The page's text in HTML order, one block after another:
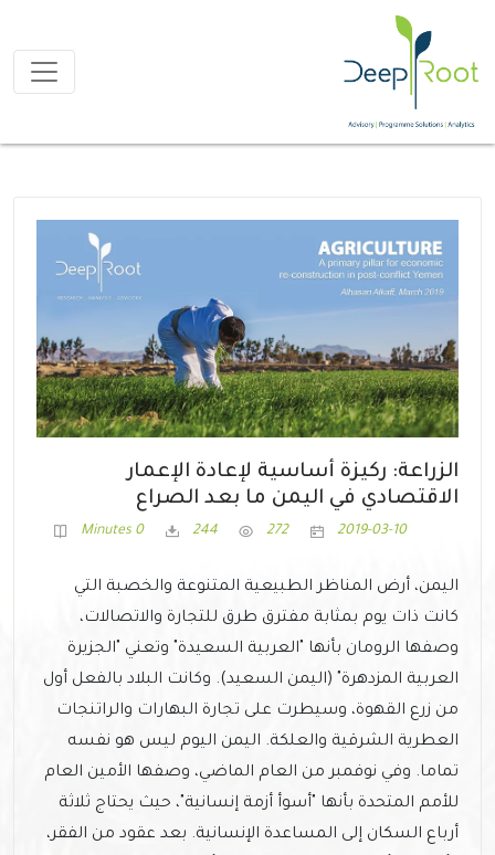
الزراعة: ركيزة أساسية لإعادة الإعمار
الاقتصادي في اليمن ما بعد الصراع
2019-03-10
272
244
0 Minutes
اليمن، أرض المناظر الطبيعية المتنوعة والخصبة التي
كانت ذات يوم بمثابة مفترق طرق للتجارة والاتصالات،
وصفها الرومان بأنها "العربية السعيدة" وتعني "الجزيرة
العربية المزدهرة" (اليمن السعيد). وكانت البلاد بالفعل أول
من زرع القهوة، وسيطرت على تجارة البهارات والراتنجات
العطرية الشرقية والعلكة. اليمن اليوم ليس هو نفسه
تماما. وفي نوفمبر من العام الماضي، وصفها الأمين العام
للأمم المتحدة بأنها "أسوأ أزمة إنسانية"، حيث يحتاج ثلاثة
أرباع السكان إلى المساعدة الإنسانية. بعد عقود من الفقر،